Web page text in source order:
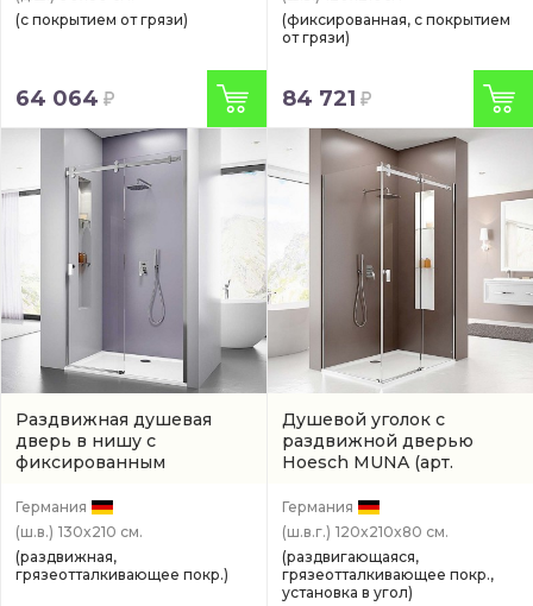
(с покрытием от грязи)
64 064
(фиксированная, с покрытием
от грязи)
84 721
Раздвижная душевая
дверь в нишу с
фиксированным
хром(9228313.101401)
Германия
(ш.в.) 130x210 см.
(раздвижная,
грязеотталкивающее покр.)
Душевой уголок с
раздвижной дверью
Hoesch MUNA (арт.
Германия
(ш.в.г.) 120x210x80 см.
(раздвигающаяся,
грязеотталкивающее покр.,
установка в угол)